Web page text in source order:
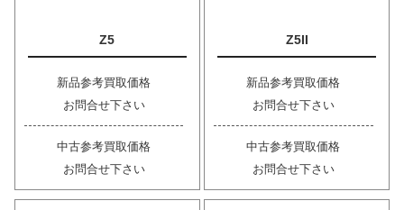
Z5
新品参考買取価格
お問合せ下さい
中古参考買取価格
お問合せ下さい
Z5II
新品参考買取価格
お問合せ下さい
中古参考買取価格
お問合せ下さい